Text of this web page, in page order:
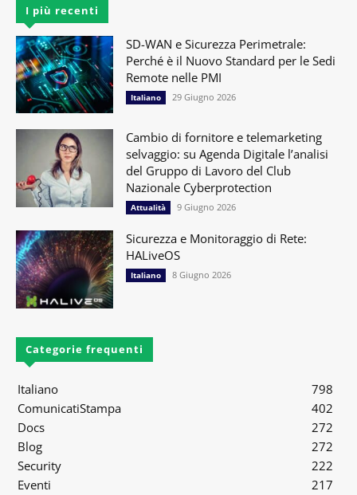
I più recenti
SD-WAN e Sicurezza Perimetrale:
Perché è il Nuovo Standard per le Sedi
Remote nelle PMI
Italiano 29 Giugno 2026
Cambio di fornitore e telemarketing
selvaggio: su Agenda Digitale l’analisi
del Gruppo di Lavoro del Club
Nazionale Cyberprotection
Attualità 9 Giugno 2026
Sicurezza e Monitoraggio di Rete:
HALiveOS
Italiano 8 Giugno 2026
Categorie frequenti
Italiano
798
ComunicatiStampa
402
Docs
272
Blog
272
Security
222
Eventi
217